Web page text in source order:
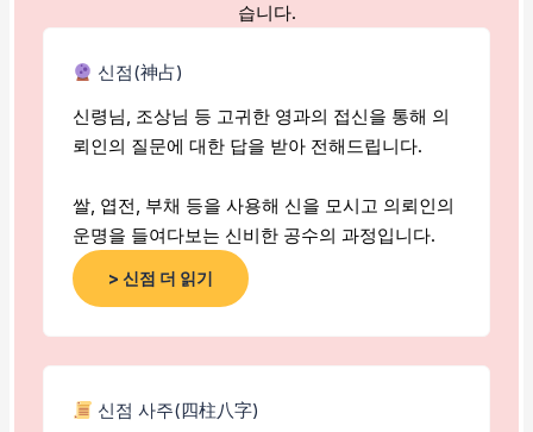
습니다.
신점(神占)
신령님, 조상님 등 고귀한 영과의 접신을 통해 의
뢰인의 질문에 대한 답을 받아 전해드립니다.
쌀, 엽전, 부채 등을 사용해 신을 모시고 의뢰인의
운명을 들여다보는 신비한 공수의 과정입니다.
> 신점 더 읽기
신점 사주(四柱八字)